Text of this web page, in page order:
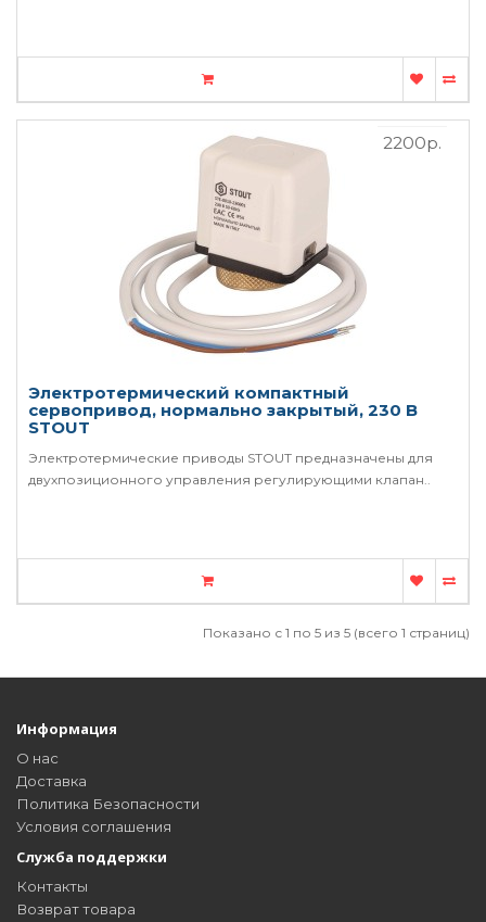
Электротермический компактный
сервопривод, нормально закрытый, 230 B
STOUT
Электротермические приводы STOUT предназначены для
двухпозиционного управления регулирующими клапан..
2200р.
Показано с 1 по 5 из 5 (всего 1 страниц)
Информация
О нас
Доставка
Политика Безопасности
Условия соглашения
Служба поддержки
Контакты
Возврат товара